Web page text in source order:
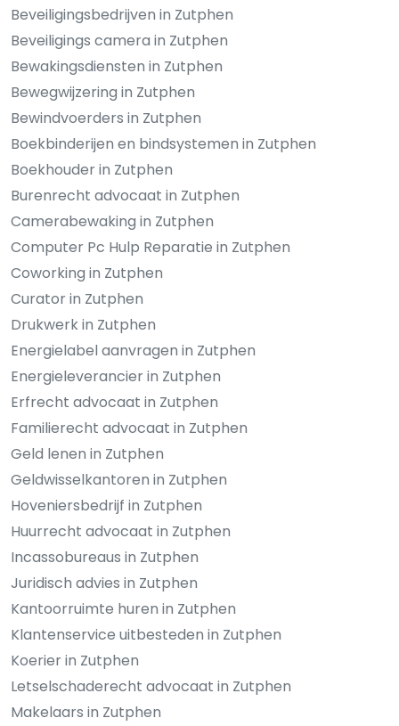
Beveiligingsbedrijven in Zutphen
Beveiligings camera in Zutphen
Bewakingsdiensten in Zutphen
Bewegwijzering in Zutphen
Bewindvoerders in Zutphen
Boekbinderijen en bindsystemen in Zutphen
Boekhouder in Zutphen
Burenrecht advocaat in Zutphen
Camerabewaking in Zutphen
Computer Pc Hulp Reparatie in Zutphen
Coworking in Zutphen
Curator in Zutphen
Drukwerk in Zutphen
Energielabel aanvragen in Zutphen
Energieleverancier in Zutphen
Erfrecht advocaat in Zutphen
Familierecht advocaat in Zutphen
Geld lenen in Zutphen
Geldwisselkantoren in Zutphen
Hoveniersbedrijf in Zutphen
Huurrecht advocaat in Zutphen
Incassobureaus in Zutphen
Juridisch advies in Zutphen
Kantoorruimte huren in Zutphen
Klantenservice uitbesteden in Zutphen
Koerier in Zutphen
Letselschaderecht advocaat in Zutphen
Makelaars in Zutphen